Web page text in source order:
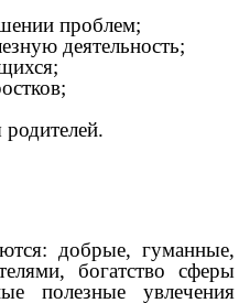
проблем;
деятельность;
добрые, гуманные,
богатство сферы
полезные увлечения